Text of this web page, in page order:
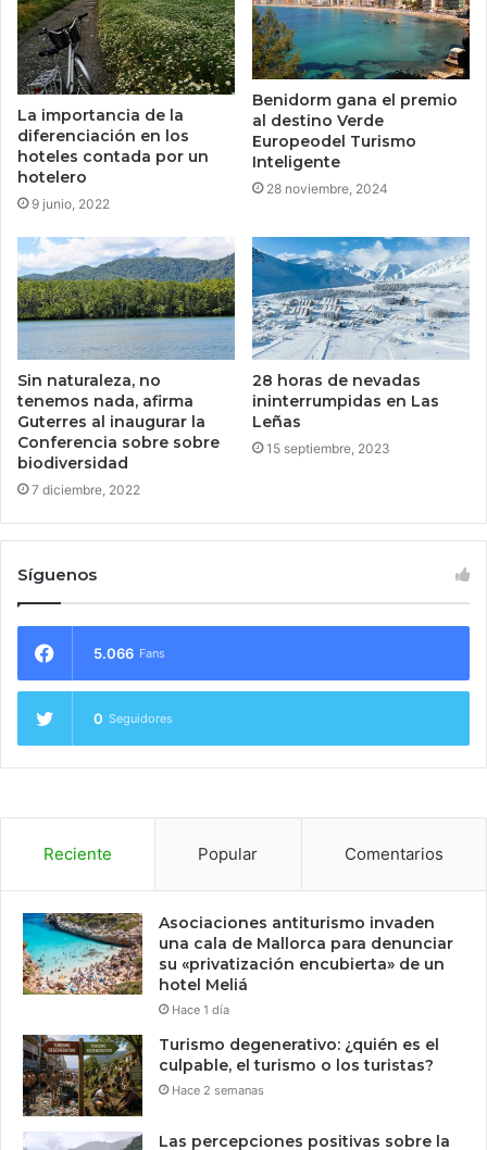
La importancia de la
diferenciación en los
hoteles contada por un
hotelero
9 junio, 2022
Benidorm gana el premio
al destino Verde
Europeodel Turismo
Inteligente
28 noviembre, 2024
Sin naturaleza, no
tenemos nada, afirma
Guterres al inaugurar la
Conferencia sobre sobre
biodiversidad
7 diciembre, 2022
28 horas de nevadas
ininterrumpidas en Las
Leñas
15 septiembre, 2023
Síguenos
5.066 Fans
0 Seguidores
Reciente Popular Comentarios
Asociaciones antiturismo invaden
una cala de Mallorca para denunciar
su «privatización encubierta» de un
hotel Meliá
Hace 1 día
Turismo degenerativo: ¿quién es el
culpable, el turismo o los turistas?
Hace 2 semanas
Las percepciones positivas sobre la